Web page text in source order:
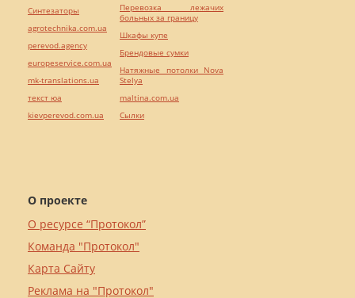
О проекте
О ресурсе “Протокол”
Команда "Протокол"
Карта Сайту
Реклама на "Протокол"
Синтезаторы
agrotechnika.com.ua
perevod.agency
europeservice.com.ua
mk-translations.ua
текст юа
kievperevod.com.ua
Перевозка лежачих
больных за границу
Шкафы купе
Брендовые сумки
Натяжные потолки Nova
Stelya
maltina.com.ua
Cылки